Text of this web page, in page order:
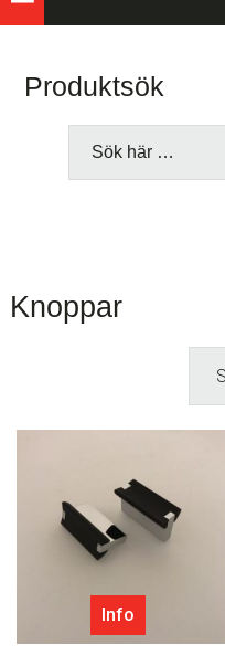
Sidebar
Produktsök
Knoppar
Info